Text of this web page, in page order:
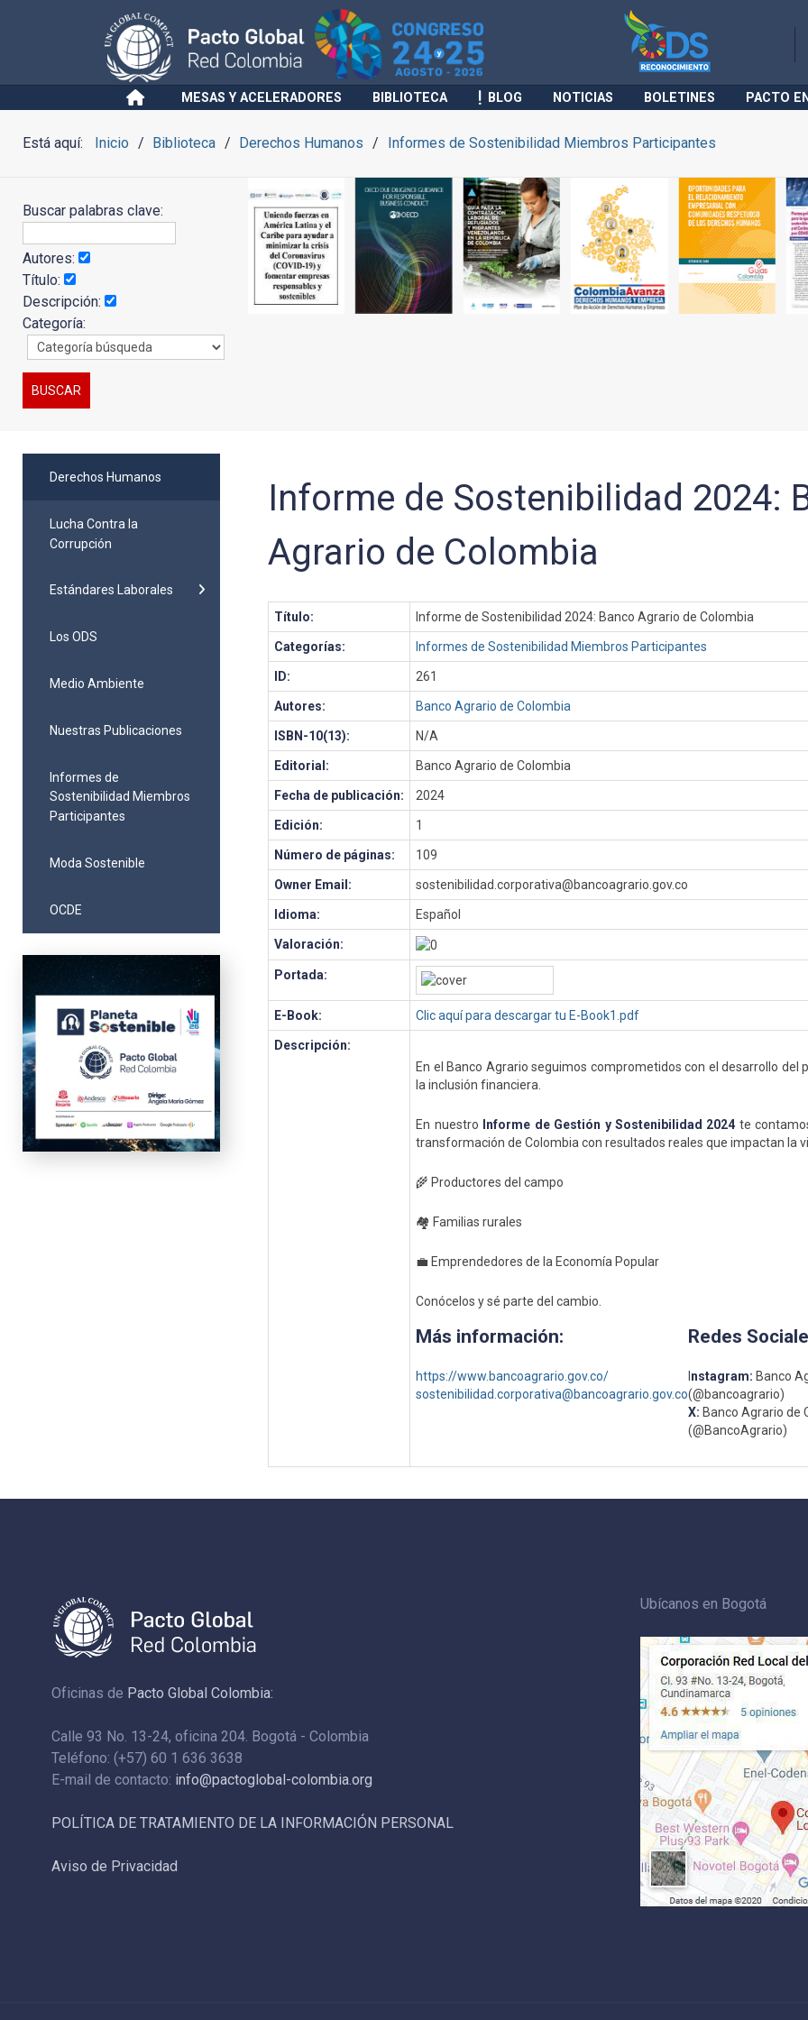
MESAS Y ACELERADORES BIBLIOTECA BLOG NOTICIAS BOLETINES PACTO
Está aquí: Inicio Biblioteca Derechos Humanos Informes de Sostenibilidad Miembros Participantes
Buscar palabras clave:
Autores:
Título:
Descripción:
Categoría:
Derechos Humanos
Lucha Contra la
Corrupción
Estándares Laborales
Los ODS
Medio Ambiente
Nuestras Publicaciones
Informes de
Sostenibilidad Miembros
Participantes
Moda Sostenible
OCDE
Informe de Sostenibilidad 2024:
Agrario de Colombia
Título: Informe de Sostenibilidad 2024: Banco Agrario de Colombia
Categorías: Informes de Sostenibilidad Miembros Participantes
ID: 261
Autores: Banco Agrario de Colombia
ISBN-10(13): N/A
Editorial: Banco Agrario de Colombia
Fecha de publicación: 2024
Edición: 1
Número de páginas: 109
Owner Email: sostenibilidad.corporativa@bancoagrario.gov.co
Idioma: Español
Valoración:
Portada:
E-Book: Clic aquí para descargar tu E-Book1.pdf
Descripción:
En el Banco Agrario seguimos comprometidos con el desarrollo del
la inclusión financiera.
En nuestro Informe de Gestión y Sostenibilidad 2024 te
transformación de Colombia con resultados reales que impactan la
🌾 Productores del campo
🏘️ Familias rurales
💼 Emprendedores de la Economía Popular
Conócelos y sé parte del cambio.
Más información:
https://www.bancoagrario.gov.co/
sostenibilidad.corporativa@bancoagrario.gov.co
Redes
nstagram: Banco
(@bancoagrario)
X: Banco Agrario de
(@BancoAgrario)
Oficinas de Pacto Global Colombia:
Calle 93 No. 13-24, oficina 204. Bogotá - Colombia
Teléfono: (+57) 60 1 636 3638
E-mail de contacto: info@pactoglobal-colombia.org
POLÍTICA DE TRATAMIENTO DE LA INFORMACIÓN PERSONAL
Aviso de Privacidad
Ubícanos en Bogotá